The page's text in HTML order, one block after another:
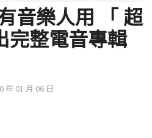
音樂人用 「 超
完整電音專輯
年 01 月 06 日